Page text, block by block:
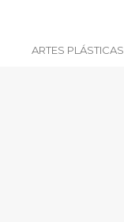
ARTES PLÁSTICAS